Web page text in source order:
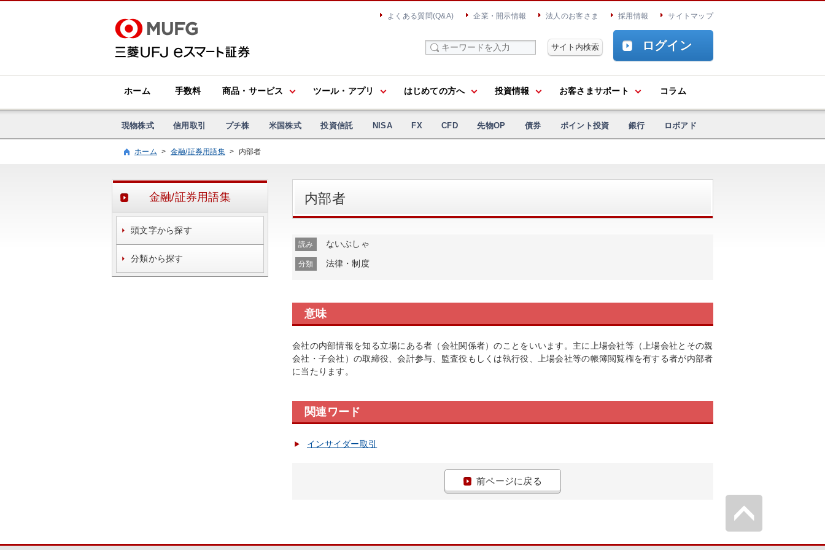
よくある質問(Q&A) 企業・開示情報 法人のお客さま 採用情報 サイトマップ
ログイン
ホーム 手数料 商品・サービス ツール・アプリ はじめての方へ 投資情報 お客さまサポート コラム
現物株式 信用取引 プチ株 米国株式 投資信託 NISA FX CFD 先物OP 債券 ポイント投資 銀行 ロボアド
ホーム > 金融/証券用語集 > 内部者
内部者
読み ないぶしゃ
分類 法律・制度
意味
会社の内部情報を知る立場にある者（会社関係者）のことをいいます。主に上場会社等（上場会社とその親
会社・子会社）の取締役、会計参与、監査役もしくは執行役、上場会社等の帳簿閲覧権を有する者が内部者
に当たります。
関連ワード
インサイダー取引
前ページに戻る
金融/証券用語集
頭文字から探す
分類から探す